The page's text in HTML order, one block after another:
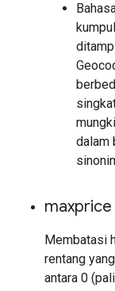
dalam
maxprice
Membatasi
rentang
antara 0